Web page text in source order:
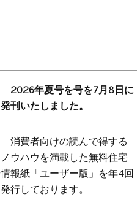
2026年夏号を号を7月8日に
発刊いたしました。
消費者向けの読んで得する
ノウハウを満載した無料住宅
情報紙「ユーザー版」を年4回
発行しております。